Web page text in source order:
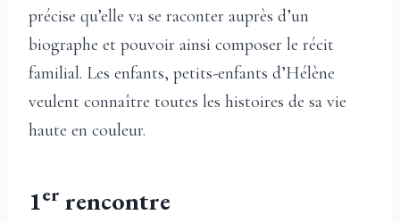
précise qu’elle va se raconter auprès d’un
biographe et pouvoir ainsi composer le récit
familial. Les enfants, petits-enfants d’Hélène
veulent connaître toutes les histoires de sa vie
haute en couleur.
1er rencontre